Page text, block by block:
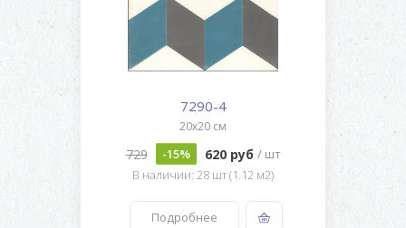
7290-4
20x20 см
729 -15% 620 руб / шт
В наличии: 28 шт (1.12 м2)
Подробнее